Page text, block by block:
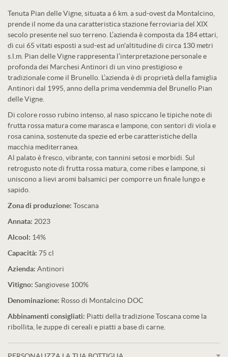
Tenuta Pian delle Vigne, situata a 6 km. a sud-ovest da Montalcino,
prende il nome da una caratteristica stazione ferroviaria del XIX
secolo presente nel suo terreno. L’azienda è composta da 184 ettari,
di cui 65 vitati esposti a sud-est ad un'altitudine di circa 130 metri
s.l.m. Pian delle Vigne rappresenta l’interpretazione personale e
profonda dei Marchesi Antinori di un vino prestigioso e
tradizionale come il Brunello. L’azienda è di proprietà della famiglia
Antinori dal 1995, anno della prima vendemmia del Brunello Pian
delle Vigne.
Di colore rosso rubino intenso, al naso spiccano le tipiche note di
frutta rossa matura come marasca e lampone, con sentori di viola e
rosa canina, sostenute da spezie ed erbe caratteristiche della
macchia mediterranea.
Al palato è fresco, vibrante, con tannini setosi e morbidi. Sul
retrogusto note di frutta rossa matura, come ribes e lampone, si
uniscono a lievi aromi balsamici per comporre un finale lungo e
sapido.
Zona di produzione: Toscana
Annata: 2023
Alcool: 14%
Capacità: 75 cl
Azienda: Antinori
Vitigno: Sangiovese 100%
Denominazione: Rosso di Montalcino DOC
Abbinamenti consigliati: Piatti della tradizione Toscana come la
ribollita, le zuppe di cereali e piatti a base di carne.